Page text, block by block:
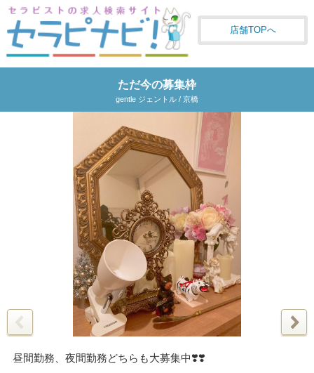
店舗TOPへ
ただ今の募集枠
gentle ジェントル / 京橋
昼間勤務、夜間勤務どちらも大募集中❣️❣️